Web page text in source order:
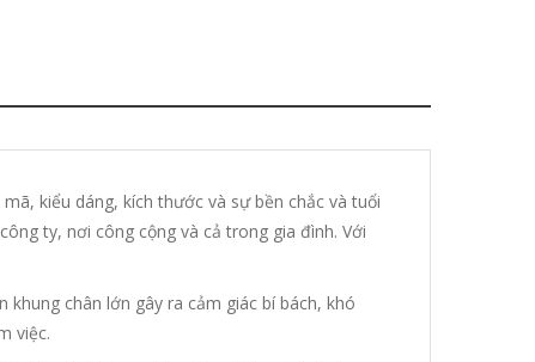
kiểu dáng, kích thước và sự bền chắc và tuổi
ty, nơi công cộng và cả trong gia đình. Với
chân lớn gây ra cảm giác bí bách, khó
việc.